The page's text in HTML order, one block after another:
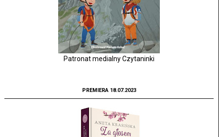
Patronat medialny Czytaninki
PREMIERA 18.07.2023